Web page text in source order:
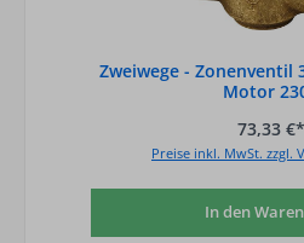
Zweiwege - Zonenventil
Motor
73,33 €*
Preise inkl. MwSt. zzgl.
In den